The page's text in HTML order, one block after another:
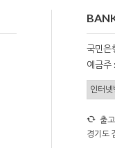
국민
예금주
출
경기도